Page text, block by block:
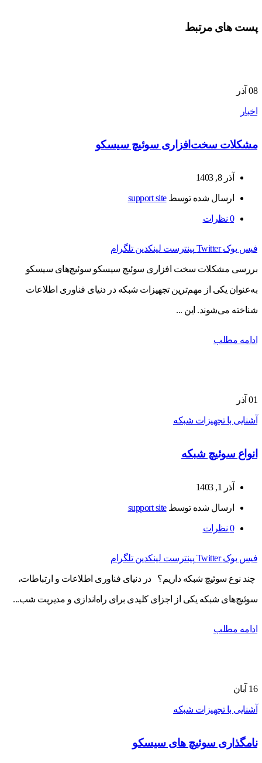
پست های مرتبط
08 آذر
اخبار
مشکلات سخت‌افزاری سوئیچ سیسکو
آذر 8, 1403
ارسال شده توسطsupport site
0 نظرات
فیس بوک Twitter پینترست لینکدین تلگرام
بررسی مشکلات سخت افزاری سوئیچ سیسکو سوئیچ‌های سیسکو
به‌عنوان یکی از مهم‌ترین تجهیزات شبکه در دنیای فناوری اطلاعات
شناخته می‌شوند. این ...
ادامه مطلب
01 آذر
آشنایی با تجهیزات شبکه
انواع سوئیچ شبکه
آذر 1, 1403
ارسال شده توسطsupport site
0 نظرات
فیس بوک Twitter پینترست لینکدین تلگرام
چند نوع سوئیچ شبکه داریم؟ در دنیای فناوری اطلاعات و ارتباطات،
سوئیچ‌های شبکه یکی از اجزای کلیدی برای راه‌اندازی و مدیریت شب...
ادامه مطلب
16 آبان
آشنایی با تجهیزات شبکه
نامگذاری سوئیچ های سیسکو